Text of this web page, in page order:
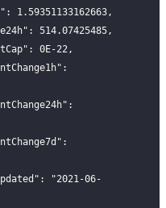
"price": 1.59351133162663,
"volume24h": 514.07425485,
"marketCap": 0E-22,